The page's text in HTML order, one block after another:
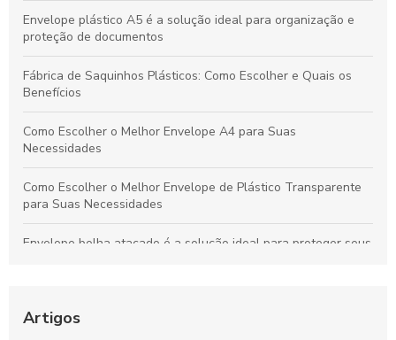
Envelope plástico A5 é a solução ideal para organização e
proteção de documentos
Fábrica de Saquinhos Plásticos: Como Escolher e Quais os
Benefícios
Como Escolher o Melhor Envelope A4 para Suas
Necessidades
Como Escolher o Melhor Envelope de Plástico Transparente
para Suas Necessidades
Envelope bolha atacado é a solução ideal para proteger seus
Como escolher o envelope transparente ideal para suas
Artigos